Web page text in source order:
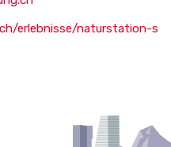
erlebnisse/naturstation-s